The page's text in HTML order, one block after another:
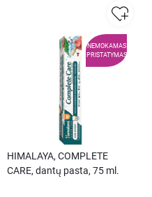
NEMOKAMAS
PRISTATYMAS
HIMALAYA, COMPLETE
CARE, dantų pasta, 75 ml.